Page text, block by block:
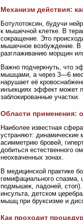
Механизм действия:
Ботулотоксин, будучи
к мышечной клетке. В
сокращение. Это
мышечное возбуждение. В
разглаживанию морщин
Важно подчеркнуть, что
мышцами, а через 3—6
нарушает её
инъекциях эффект может
заблокированные участки.
Области применения:
Наиболее известная
устраняют: динамические
асимметрию бровей,
добиться естественного
неохваченных зонах.
В медицинской практике
гемифациального спазма,
подмышек, ладоней, стоп).
инсульта, детском
мышц при бруксизме и
Как проходит